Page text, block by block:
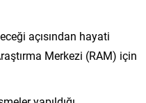
açısından hayati
Merkezi (RAM) için